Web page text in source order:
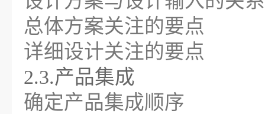
总体方案关注的要点
详细设计关注的要点
2.3.产品集成
确定产品集成顺序